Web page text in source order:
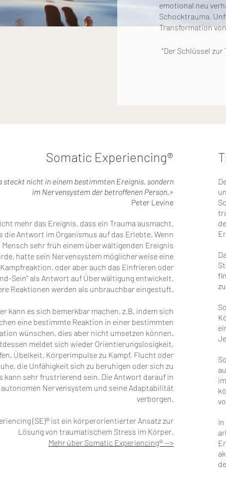
emotional neu
Schocktrauma,
Transformation
"Der Schlüssel
Somatic Experiencing®
steckt nicht in einem bestimmten Ereignis, sondern
im Nervensystem der betroffenen Person.»
Peter Levine
mehr das Ereignis, dass ein Trauma ausmacht,
die Antwort im Organismus auf das Erlebte. Wenn
Mensch sehr früh einem überwältigenden Ereignis
hatte sein Nervensystem möglicherweise eine
oder aber auch das Einfrieren oder
Sein" als Antwort auf Überwältigung entwickelt.
Reaktionen werden als unbrauchbar eingestuft.
kann es sich bemerkbar machen, z.B. indem sich
eine bestimmte Reaktion in einer bestimmten
wünschen, dies aber nicht umsetzen können.
meldet sich wieder Orientierungslosigkeit,
Übelkeit, Körperimpulse zu Kampf, Flucht oder
die Unfähigkeit sich zu beruhigen oder sich zu
kann sehr frustrierend sein. Die Antwort darauf in
Nervensystem und seine Adaptabilität
verborgen.
(SE)® ist ein körperorientierter Ansatz zur
Lösung von traumatischem Stress im Körper.
Mehr über Somatic Experiencing® -->